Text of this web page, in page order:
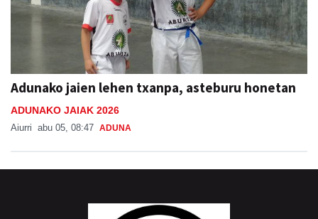
Adunako jaien lehen txanpa, asteburu honetan
ADUNAKO JAIAK 2026
Aiurri abu 05, 08:47 ADUNA